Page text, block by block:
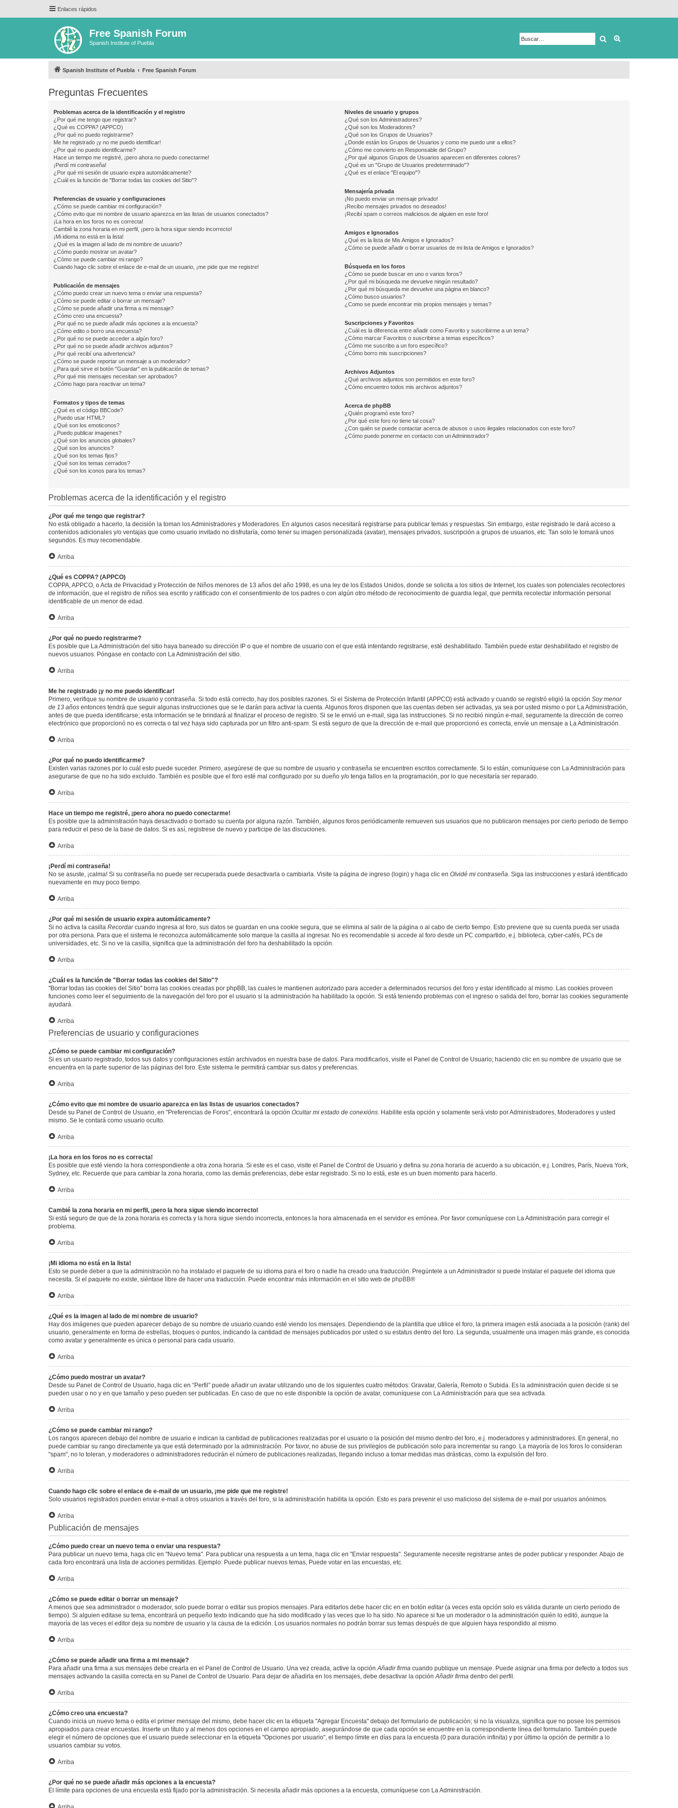
Enlaces rápidos
Free Spanish Forum
Spanish Institute of Puebla Buscar
Spanish Institute of Puebla Free Spanish Forum
Preguntas Frecuentes
Problemas acerca de la identificación y el registro
¿Por qué me tengo que registrar?
¿Qué es COPPA? (APPCO)
¿Por qué no puedo registrarme?
Me he registrado ¡y no me puedo identificar!
¿Por qué no puedo identificarme?
Hace un tiempo me registré, ¡pero ahora no puedo conectarme!
¡Perdí mi contraseña!
¿Por qué mi sesión de usuario expira automáticamente?
¿Cuál es la función de "Borrar todas las cookies del Sitio"?
Preferencias de usuario y configuraciones
¿Cómo se puede cambiar mi configuración?
¿Cómo evito que mi nombre de usuario aparezca en las listas de usuarios conectados?
¡La hora en los foros no es correcta!
Cambié la zona horaria en mi perfil, ¡pero la hora sigue siendo incorrecto!
¡Mi idioma no está en la lista!
¿Qué es la imagen al lado de mi nombre de usuario?
¿Cómo puedo mostrar un avatar?
¿Cómo se puede cambiar mi rango?
Cuando hago clic sobre el enlace de e-mail de un usuario, ¡me pide que me registre!
Publicación de mensajes
¿Cómo puedo crear un nuevo tema o enviar una respuesta?
¿Cómo se puede editar o borrar un mensaje?
¿Cómo se puede añadir una firma a mi mensaje?
¿Cómo creo una encuesta?
¿Por qué no se puede añadir más opciones a la encuesta?
¿Cómo edito o borro una encuesta?
¿Por qué no se puede acceder a algún foro?
¿Por qué no se puede añadir archivos adjuntos?
¿Por qué recibí una advertencia?
¿Cómo se puede reportar un mensaje a un moderador?
¿Para qué sirve el botón "Guardar" en la publicación de temas?
¿Por qué mis mensajes necesitan ser aprobados?
¿Cómo hago para reactivar un tema?
Formatos y tipos de temas
¿Qué es el código BBCode?
¿Puedo usar HTML?
¿Qué son los emoticonos?
¿Puedo publicar imagenes?
¿Qué son los anuncios globales?
¿Qué son los anuncios?
¿Qué son los temas fijos?
¿Qué son los temas cerrados?
¿Qué son los iconos para los temas?
Niveles de usuario y grupos
¿Qué son los Administradores?
¿Qué son los Moderadores?
¿Qué son los Grupos de Usuarios?
¿Donde están los Grupos de Usuarios y como me puedo unir a ellos?
¿Cómo me convierto en Responsable del Grupo?
¿Por qué algunos Grupos de Usuarios aparecen en diferentes colores?
¿Qué es un "Grupo de Usuarios predeterminado"?
¿Qué es el enlace "El equipo"?
Mensajería privada
¡No puedo enviar un mensaje privado!
¡Recibo mensajes privados no deseados!
¡Recibí spam o correos maliciosos de alguien en este foro!
Amigos e Ignorados
¿Qué es la lista de Mis Amigos e Ignorados?
¿Cómo se puede añadir o borrar usuarios de mi lista de Amigos e Ignorados?
Búsqueda en los foros
¿Cómo se puede buscar en uno o varios foros?
¿Por qué mi búsqueda me devuelve ningún resultado?
¿Por qué mi búsqueda me devuelve una página en blanco?
¿Cómo busco usuarios?
¿Como se puede encontrar mis propios mensajes y temas?
Suscripciones y Favoritos
¿Cuál es la diferencia entre añadir como Favorito y suscribirme a un tema?
¿Cómo marcar Favoritos o suscribirse a temas específicos?
¿Cómo me suscribo a un foro específico?
¿Cómo borro mis suscripciones?
Archivos Adjuntos
¿Qué archivos adjuntos son permitidos en este foro?
¿Cómo encuentro todos mis archivos adjuntos?
Acerca de phpBB
¿Quién programó este foro?
¿Por qué este foro no tiene tal cosa?
¿Con quién se puede contactar acerca de abusos o usos ilegales relacionados con este foro?
¿Cómo puedo ponerme en contacto con un Administrador?
Problemas acerca de la identificación y el registro
¿Por qué me tengo que registrar?
No está obligado a hacerlo, la decisión la toman los Administradores y Moderadores. En algunos casos necesitará registrarse para publicar temas y respuestas. Sin embargo, estar registrado le dará acceso a
contenidos adicionales y/o ventajas que como usuario invitado no disfrutaría, como tener su imagen personalizada (avatar), mensajes privados, suscripción a grupos de usuarios, etc. Tan solo le tomará unos
segundos. Es muy recomendable.
Arriba
¿Qué es COPPA? (APPCO)
COPPA, APPCO, o Acta de Privacidad y Protección de Niños menores de 13 años del año 1998, es una ley de los Estados Unidos, donde se solicita a los sitios de Internet, los cuales son potenciales recolectores
de información, que el registro de niños sea escrito y ratificado con el consentimiento de los padres o con algún otro método de reconocimiento de guardia legal, que permita recolectar información personal
identificable de un menor de edad.
Arriba
¿Por qué no puedo registrarme?
Es posible que La Administración del sitio haya baneado su dirección IP o que el nombre de usuario con el que está intentando registrarse, esté deshabilitado. También puede estar deshabilitado el registro de
nuevos usuarios. Póngase en contacto con La Administración del sitio.
Arriba
Me he registrado ¡y no me puedo identificar!
Primero, verifique su nombre de usuario y contraseña. Si todo está correcto, hay dos posibles razones. Si el Sistema de Protección Infantil (APPCO) está activado y cuando se registró eligió la opción Soy menor
de 13 años entonces tendrá que seguir algunas instrucciones que se le darán para activar la cuenta. Algunos foros disponen que las cuentas deben ser activadas, ya sea por usted mismo o por La Administración,
antes de que pueda identificarse; esta información se le brindará al finalizar el proceso de registro. Si se le envió un e-mail, siga las instrucciones. Si no recibió ningún e-mail, seguramente la dirección de correo
electrónico que proporcionó no es correcta o tal vez haya sido capturada por un filtro anti-spam. Si está seguro de que la dirección de e-mail que proporcionó es correcta, envíe un mensaje a La Administración.
Arriba
¿Por qué no puedo identificarme?
Existen varias razones por lo cuál esto puede suceder. Primero, asegúrese de que su nombre de usuario y contraseña se encuentren escritos correctamente. Si lo están, comuníquese con La Administración para
asegurarse de que no ha sido excluido. También es posible que el foro esté mal configurado por su dueño y/o tenga fallos en la programación, por lo que necesitaría ser reparado.
Arriba
Hace un tiempo me registré, ¡pero ahora no puedo conectarme!
Es posible que la administración haya desactivado o borrado su cuenta por alguna razón. También, algunos foros periódicamente remueven sus usuarios que no publicaron mensajes por cierto periodo de tiempo
para reducir el peso de la base de datos. Si es así, registrese de nuevo y participe de las discuciones.
Arriba
¡Perdí mi contraseña!
No se asuste, ¡calma! Si su contraseña no puede ser recuperada puede desactivarla o cambiarla. Visite la página de ingreso (login) y haga clic en Olvidé mi contraseña. Siga las instrucciones y estará identificado
nuevamente en muy poco tiempo.
Arriba
¿Por qué mi sesión de usuario expira automáticamente?
Si no activa la casilla Recordarcuando ingresa al foro, sus datos se guardan en una cookie segura, que se elimina al salir de la página o al cabo de cierto tiempo. Esto previene que su cuenta pueda ser usada
por otra persona. Para que el sistema le reconozca automáticamente solo marque la casilla al ingresar. No es recomendable si accede al foro desde un PC compartido, e.j. biblioteca, cyber-cafés, PCs de
universidades, etc. Si no ve la casilla, significa que la administración del foro ha deshabilitado la opción.
Arriba
¿Cuál es la función de "Borrar todas las cookies del Sitio"?
"Borrar todas las cookies del Sitio" borra las cookies creadas por phpBB, las cuales le mantienen autorizado para acceder a determinados recursos del foro y estar identificado al mismo. Las cookies proveen
funciones como leer el seguimiento de la navegación del foro por el usuario si la administración ha habilitado la opción. Si está teniendo problemas con el ingreso o salida del foro, borrar las cookies seguramente
ayudará.
Arriba
Preferencias de usuario y configuraciones
¿Cómo se puede cambiar mi configuración?
Si es un usuario registrado, todos sus datos y configuraciones están archivados en nuestra base de datos. Para modificarlos, visite el Panel de Control de Usuario; haciendo clic en su nombre de usuario que se
encuentra en la parte superior de las páginas del foro. Este sistema le permitirá cambiar sus datos y preferencias.
Arriba
¿Cómo evito que mi nombre de usuario aparezca en las listas de usuarios conectados?
Desde su Panel de Control de Usuario, en "Preferencias de Foros", encontrará la opción Ocultar mi estado de conexións. Habilite esta opción y solamente será visto por Administradores, Moderadores y usted
mismo. Se le contará como usuario oculto.
Arriba
¡La hora en los foros no es correcta!
Es posible que esté viendo la hora correspondiente a otra zona horaria. Si este es el caso, visite el Panel de Control de Usuario y defina su zona horaria de acuerdo a su ubicación, e.j. Londres, París, Nueva York,
Sydney, etc. Recuerde que para cambiar la zona horaria, como las demás preferencias, debe estar registrado. Si no lo está, este es un buen momento para hacerlo.
Arriba
Cambié la zona horaria en mi perfil, ¡pero la hora sigue siendo incorrecto!
Si está seguro de que de la zona horaria es correcta y la hora sigue siendo incorrecta, entonces la hora almacenada en el servidor es errónea. Por favor comuníquese con La Administración para corregir el
problema.
Arriba
¡Mi idioma no está en la lista!
Esto se puede deber a que la administración no ha instalado el paquete de su idioma para el foro o nadie ha creado una traducción. Pregúntele a un Administrador si puede instalar el paquete del idioma que
necesita. Si el paquete no existe, siéntase libre de hacer una traducción. Puede encontrar más información en el sitio web de phpBB®
Arriba
¿Qué es la imagen al lado de mi nombre de usuario?
Hay dos imágenes que pueden aparecer debajo de su nombre de usuario cuando esté viendo los mensajes. Dependiendo de la plantilla que utilice el foro, la primera imagen está asociada a la posición (rank) del
usuario, generalmente en forma de estrellas, bloques o puntos, indicando la cantidad de mensajes publicados por usted o su estatus dentro del foro. La segunda, usualmente una imagen más grande, es conocida
como avatar y generalmente es única o personal para cada usuario.
Arriba
¿Cómo puedo mostrar un avatar?
Desde su Panel de Control de Usuario, haga clic en “Perfil” puede añadir un avatar utilizando uno de los siguientes cuatro métodos: Gravatar, Galería, Remoto o Subida. Es la administración quien decide si se
pueden usar o no y en que tamaño y peso pueden ser publicadas. En caso de que no este disponible la opción de avatar, comuníquese con La Administración para que sea activada.
Arriba
¿Cómo se puede cambiar mi rango?
Los rangos aparecen debajo del nombre de usuario e indican la cantidad de publicaciones realizadas por el usuario o la posición del mismo dentro del foro, e.j. moderadores y administradores. En general, no
puede cambiar su rango directamente ya que está determinado por la administración. Por favor, no abuse de sus privilegios de publicación solo para incrementar su rango. La mayoría de los foros lo consideran
"spam", no lo toleran, y moderadores o administradores reducirán el número de publicaciones realizadas, llegando incluso a tomar medidas mas drásticas, como la expulsión del foro.
Arriba
Cuando hago clic sobre el enlace de e-mail de un usuario, ¡me pide que me registre!
Solo usuarios registrados pueden enviar e-mail a otros usuarios a través del foro, si la administración habilita la opción. Esto es para prevenir el uso malicioso del sistema de e-mail por usuarios anónimos.
Arriba
Publicación de mensajes
¿Cómo puedo crear un nuevo tema o enviar una respuesta?
Para publicar un nuevo tema, haga clic en "Nuevo tema". Para publicar una respuesta a un tema, haga clic en "Enviar respuesta". Seguramente necesite registrarse antes de poder publicar y responder. Abajo de
cada foro encontrará una lista de acciones permitidas. Ejemplo: Puede publicar nuevos temas, Puede votar en las encuestas, etc.
Arriba
¿Cómo se puede editar o borrar un mensaje?
A menos que sea administrador o moderador, solo puede borrar o editar sus propios mensajes. Para editarlos debe hacer clic en en botón editar(a veces esta opción solo es válida durante un cierto periodo de
tiempo). Si alguien editase su tema, encontrará un pequeño texto indicando que ha sido modificado y las veces que lo ha sido. No aparece si fue un moderador o la administración quién lo editó, aunque la
mayoría de las veces el editor deja su nombre de usuario y la causa de la edición. Los usuarios normales no podrán borrar sus temas después de que alguien haya respondido al mismo.
Arriba
¿Cómo se puede añadir una firma a mi mensaje?
Para añadir una firma a sus mensajes debe crearla en el Panel de Control de Usuario. Una vez creada, active la opciónAñadir firma cuando publique un mensaje. Puede asignar una firma por defecto a todos sus
mensajes activando la casilla correcta en su Panel de Control de Usuario. Para dejar de añadirla en los mensajes, debe desactivar la opciónAñadir firma dentro del perfil.
Arriba
¿Cómo creo una encuesta?
Cuando inicia un nuevo tema o edita el primer mensaje del mismo, debe hacer clic en la etiqueta "Agregar Encuesta" debajo del formulario de publicación; si no la visualiza, significa que no posee los permisos
apropiados para crear encuestas. Inserte un título y al menos dos opciones en el campo apropiado, asegurándose de que cada opción se encuentre en la correspondiente línea del formulario. También puede
elegir el número de opciones que el usuario puede seleccionar en la etiqueta "Opciones por usuario", el tiempo límite en días para la encuesta (0 para duración infinita) y por último la opción de permitir a lo
usuarios cambiar su votos.
Arriba
¿Por qué no se puede añadir más opciones a la encuesta?
El límite para opciones de una encuesta está fijado por la administración. Si necesita añadir más opciones a la encuesta, comuníquese con La Administración.